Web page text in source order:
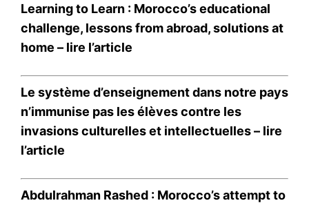
Learning to Learn : Morocco’s educational
challenge, lessons from abroad, solutions at
home – lire l’article
Le système d’enseignement dans notre pays
n’immunise pas les élèves contre les
invasions culturelles et intellectuelles – lire
l’article
Abdulrahman Rashed : Morocco’s attempt to